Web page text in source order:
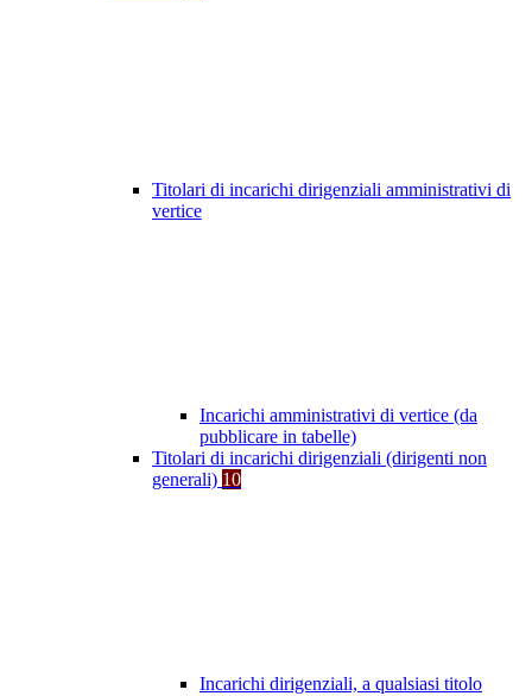
Titolari di incarichi dirigenziali amministrativi di
vertice
Incarichi amministrativi di vertice (da
pubblicare in tabelle)
Titolari di incarichi dirigenziali (dirigenti non
generali) 10
Incarichi dirigenziali, a qualsiasi titolo